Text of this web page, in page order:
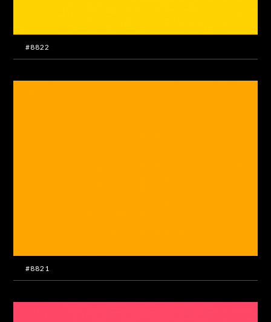
#8822
#8821